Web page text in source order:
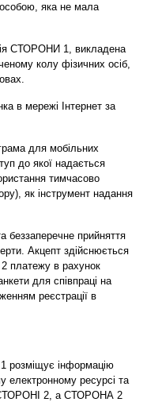
яка не мала
СТОРОНИ 1, викладена
колу фізичних осіб,
в мережі Інтернет за
для мобільних
до якої надається
тимчасово
як інструмент надання
беззаперечне прийняття
Акцепт здійснюється
в рахунок
для співпраці на
реєстрації в
інформацію
електронному ресурсі та
СТОРОНІ 2, а СТОРОНА 2